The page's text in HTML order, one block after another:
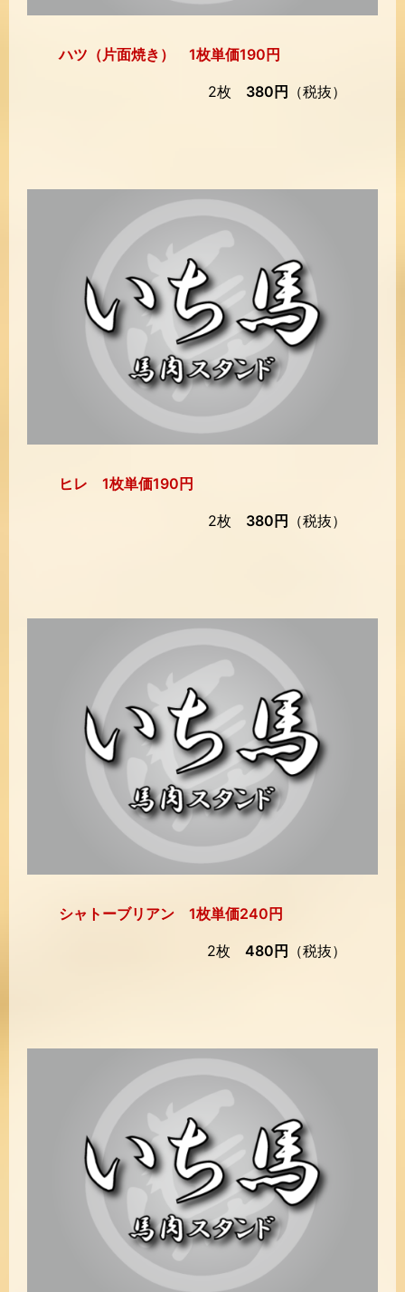
ハツ（片面焼き） 1枚単価190円
2枚 380円 （税抜）
ヒレ 1枚単価190円
2枚 380円 （税抜）
シャトーブリアン 1枚単価240円
2枚 480円 （税抜）